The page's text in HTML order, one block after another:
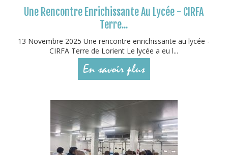
Une Rencontre Enrichissante Au Lycée - CIRFA
Terre...
13 Novembre 2025 Une rencontre enrichissante au lycée -
CIRFA Terre de Lorient Le lycée a eu l...
En savoir plus